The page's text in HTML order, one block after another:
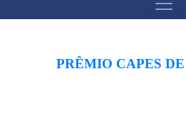
DE
PRÊMIO CAPES DE